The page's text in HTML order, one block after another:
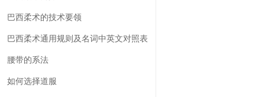
巴西柔术的技术要领
巴西柔术通用规则及名词中英文对照表
腰带的系法
如何选择道服